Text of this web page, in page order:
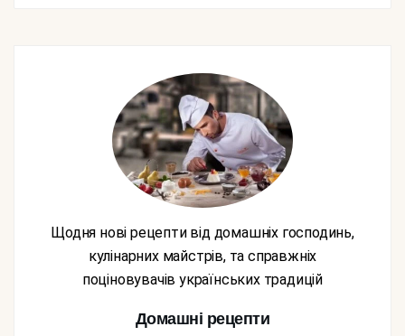
Щодня нові рецепти від домашніх господинь,
кулінарних майстрів, та справжніх
поціновувачів українських традицій
Домашні рецепти